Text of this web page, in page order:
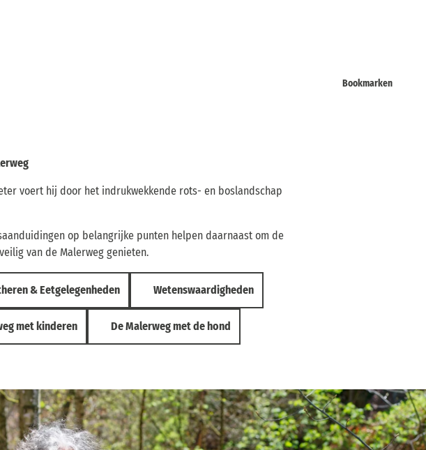
Bookmarken
voert hij door het indrukwekkende rots- en boslandschap
op belangrijke punten helpen daarnaast om de
van de Malerweg genieten.
& Eetgelegenheden Wetenswaardigheden
met kinderen De Malerweg met de hond